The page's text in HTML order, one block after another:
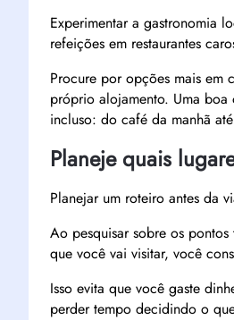
Experimentar a gastronomia
refeições em restaurantes
Procure por opções mais em
próprio alojamento. Uma
incluso: do café da manhã
Planeje quais
Planejar um roteiro antes da
Ao pesquisar sobre os
que você vai visitar, você
Isso evita que você gaste
perder tempo decidindo o